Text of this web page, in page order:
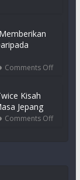
Comments Off
Kisah
Jepang
Comments Off